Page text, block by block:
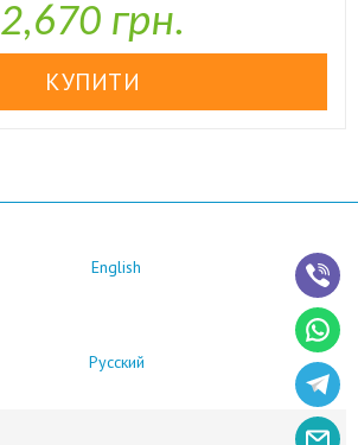
2,670 грн.
English
Русский